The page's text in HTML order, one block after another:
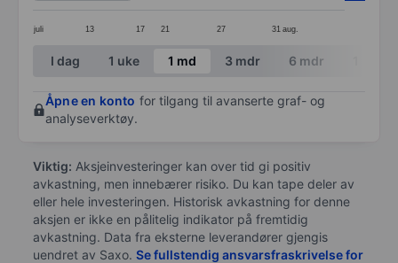
juli 13 17 21 27 31 aug.
End of interactive chart.
I dag 1 uke 1 md 3 mdr 6 mdr
Åpne en konto for tilgang til avanserte graf- og
analyseverktøy.
Viktig: Aksjeinvesteringer kan over tid gi positiv
avkastning, men innebærer risiko. Du kan tape deler av
eller hele investeringen. Historisk avkastning for denne
aksjen er ikke en pålitelig indikator på fremtidig
avkastning. Data fra eksterne leverandører gjengis
uendret av Saxo. Se fullstendig ansvarsfraskrivelse for